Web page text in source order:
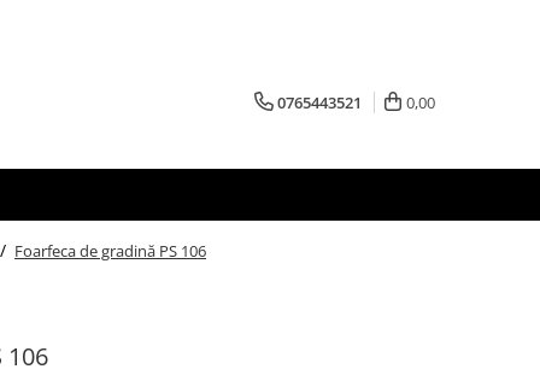
0765443521 0,00
Foarfeca de gradină PS 106
106